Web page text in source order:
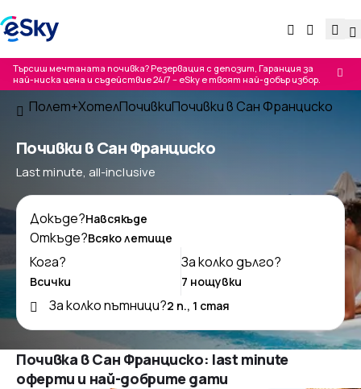
Търсиш мечтаната почивка? Резервация с депозит, Гаранция за
най-ниска цена и съдействие 24/7 – eSky е твоят най-добър избор.
Полет+ХотелПочивкиПочивки в Сан Франциско
Почивки в Сан Франциско
Last minute, all-inclusive
Докъде?
Откъде?
Кога?
За колко дълго?
За колко пътници?
Почивка в Сан Франциско: last minute
оферти и най-добрите дати